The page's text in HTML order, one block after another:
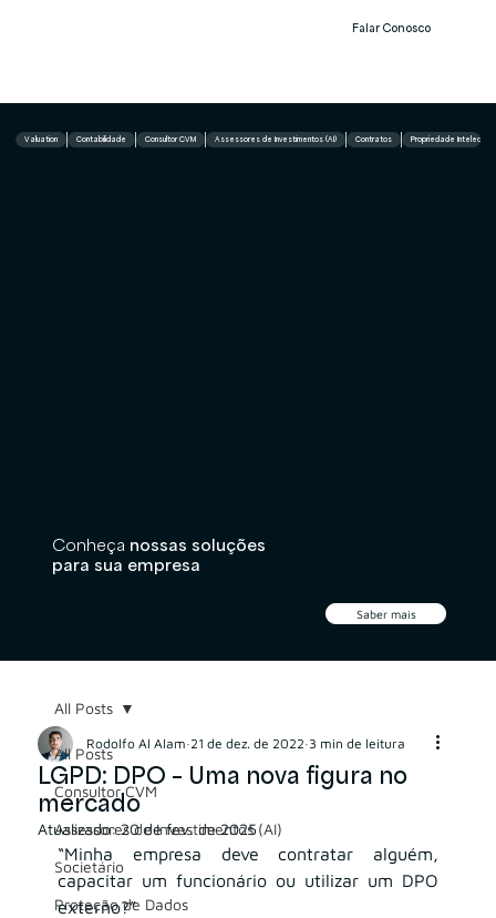
Falar Conosco
Conheça nossas soluções
para sua empresa
Saber mais
Valuation Contabilidade Consultor CVM Assessores de Investimentos (AI) Contratos Propriedade Intelectual
All Posts
Consultor CVM
Assessores de Investimentos (AI)
Societário
Proteção de Dados
All Posts
LGPD: DPO – Uma nova figura no
mercado
Rodolfo Al Alam 21 de dez. de 2022 3 min de leitura
Atualizado:20 de fev. de 2025
“Minha empresa deve contratar alguém,
capacitar um funcionário ou utilizar um DPO
externo?”